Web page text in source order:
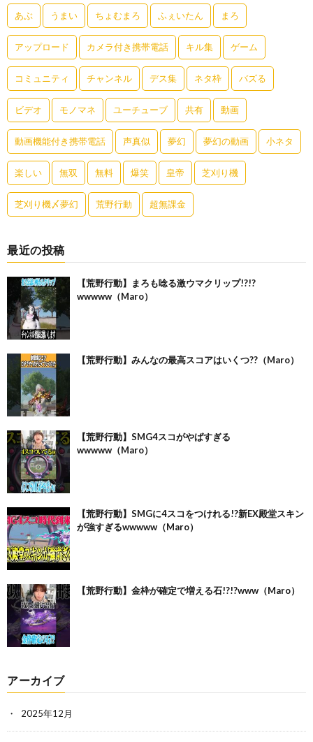
あぶ うまい ちょむまろ ふぇいたん まろ
アップロード カメラ付き携帯電話 キル集 ゲーム
コミュニティ チャンネル デス集 ネタ枠 バズる
ビデオ モノマネ ユーチューブ 共有 動画
動画機能付き携帯電話 声真似 夢幻 夢幻の動画 小ネタ
楽しい 無双 無料 爆笑 皇帝 芝刈り機
芝刈り機〆夢幻 荒野行動 超無課金
最近の投稿
【荒野行動】まろも唸る激ウマクリップ!?!?
wwwww（Maro）
【荒野行動】みんなの最高スコアはいくつ??（Maro）
【荒野行動】SMG4スコがやばすぎる
wwwww（Maro）
【荒野行動】SMGに4スコをつけれる!?新EX殿堂スキン
が強すぎるwwwww（Maro）
【荒野行動】金枠が確定で増える石!?!?www（Maro）
アーカイブ
2025年12月